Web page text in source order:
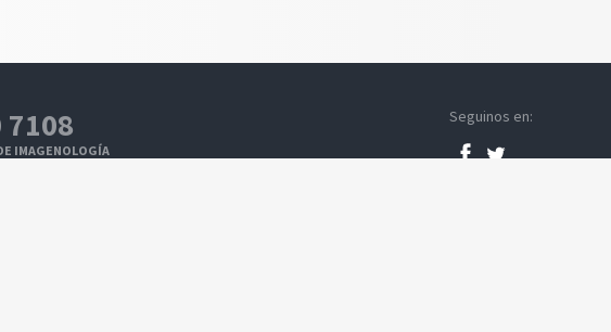
7108
IMAGENOLOGÍA
Seguinos en: